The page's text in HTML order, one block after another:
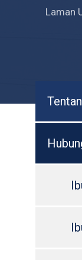
Laman